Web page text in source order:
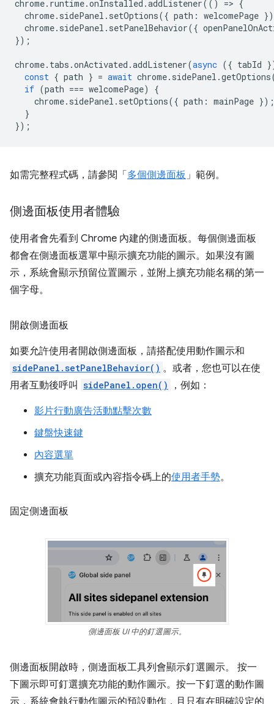
chrome. runtime.onInstalled .addListener(() => {
chrome. sidePanel . setOptions({ path : welcomePage
chrome. sidePanel . setPanelBehavior({
});
chrome. tabs .onActivated .addListener(async ({ tabId
const { path } = await chrome. sidePanel .getOptions
if (path === welcomePage)
{
chrome. sidePanel . setOptions({ path : mainPage });
}
});
如需完整程式碼，請參閱「 多個側邊面板」範例。
側邊面板使用者體驗
使用者會先看到 Chrome 內建的側邊面板。每個側邊面板
都會在側邊面板選單中顯示擴充功能的圖示。如果沒有圖
示，系統會顯示預留位置圖示，並附上擴充功能名稱的第一
個字母。
開啟側邊面板
如要允許使用者開啟側邊面板，請搭配使用動作圖示和
sidePanel.setPanelBehavior() 。或者，您也可以在使
用者互動後呼叫 sidePanel.open() ，例如：
影片行動廣告活動點擊次數
鍵盤快速鍵
內容選單
擴充功能頁面或內容指令碼上的使用者手勢。
固定側邊面板
側邊面板 UI 中的釘選圖示。
側邊面板開啟時，側邊面板工具列會顯示釘選圖示。 按一
下圖示即可釘選擴充功能的動作圖示。按一下釘選的動作圖
示，系統會執行動作圖示的預設動作，且只有在明確設定的